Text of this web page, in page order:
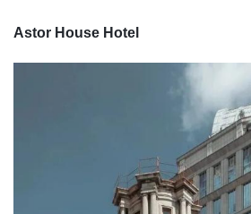
Astor House Hotel